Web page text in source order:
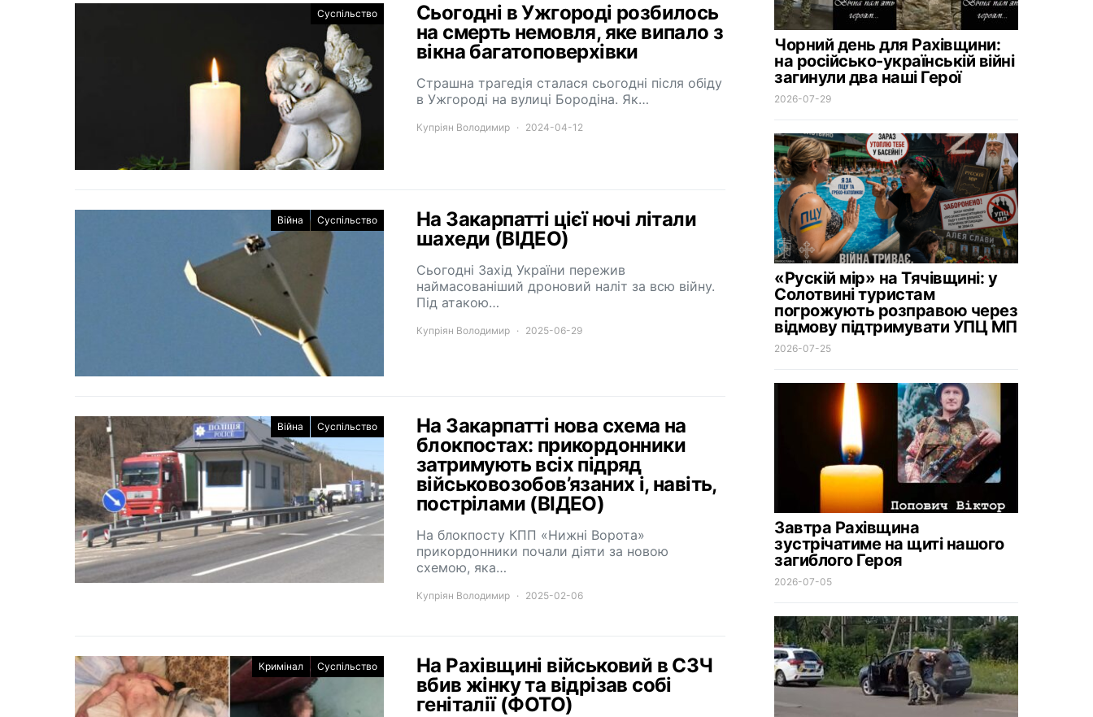
Суспільство
Сьогодні в Ужгороді розбилось
на смерть немовля, яке випало з
вікна багатоповерхівки
Страшна трагедія сталася сьогодні після обіду
в Ужгороді на вулиці Бородіна. Як…
Купріян Володимир 2024-04-12
Війна Суспільство
На Закарпатті цієї ночі літали
шахеди (ВІДЕО)
Сьогодні Захід України пережив
наймасованіший дроновий наліт за всю війну.
Під атакою…
Купріян Володимир 2025-06-29
Війна Суспільство
На Закарпатті нова схема на
блокпостах: прикордонники
затримують всіх підряд
військовозобов’язаних і, навіть,
пострілами (ВІДЕО)
На блокпосту КПП «Нижні Ворота»
прикордонники почали діяти за новою
схемою, яка…
Купріян Володимир 2025-02-06
Кримінал Суспільство
На Рахівщині військовий в СЗЧ
вбив жінку та відрізав собі
геніталії (ФОТО)
Чорний день для Рахівщини:
на російсько-українській війні
загинули два наші Герої
2026-07-29
«Рускій мір» на Тячівщині: у
Солотвині туристам
погрожують розправою через
відмову підтримувати УПЦ МП
2026-07-25
Завтра Рахівщина
зустрічатиме на щиті нашого
загиблого Героя
2026-07-05